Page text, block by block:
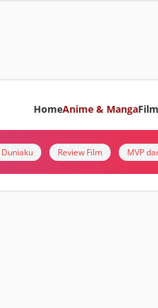
HomeAnime & MangaFilm
Review Film MVP